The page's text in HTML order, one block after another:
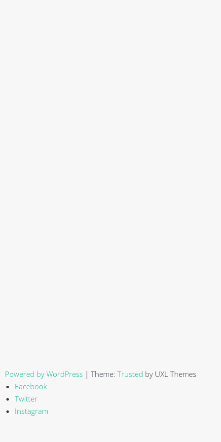
Powered by WordPress | Theme: Trusted by UXL Themes
Facebook
Twitter
Instagram